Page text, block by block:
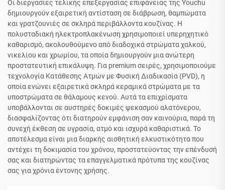
Οι διεργασίες τελικής επεξεργασίας επιφάνειας της Youchu
δημιουργούν εξαιρετική αντίσταση σε διάβρωση, θαμπώματα
και γρατζουνιές σε σκληρά περιβάλλοντα κουζίνας. Η
πολυσταδιακή ηλεκτροπλακένωση χρησιμοποιεί υπερηχητικό
καθαρισμό, ακολουθούμενο από διαδοχικά στρώματα χαλκού,
νικελίου και χρωμίου, τα οποία δημιουργούν μια ανώτερη
προστατευτική επικάλυψη. Για premium σειρές, χρησιμοποιούμε
τεχνολογία Κατάθεσης Ατμών με Φυσική Διαδικασία (PVD), η
οποία ενώνει εξαιρετικά σκληρά κεραμικά στρώματα με τα
υποστρώματα σε θάλαμους κενού. Αυτά τα επιχρίσματα
υποβάλλονται σε αυστηρές δοκιμές ψεκασμού αλατόνερου,
διασφαλίζοντας ότι διατηρούν εμφάνιση σαν καινούρια, παρά τη
συνεχή έκθεση σε υγρασία, ατμό και ισχυρά καθαριστικά. Το
αποτέλεσμα είναι μια διαρκής αισθητική ελκυστικότητα που
αντέχει τη δοκιμασία του χρόνου, προστατεύοντας την επένδυσή
σας και διατηρώντας τα επαγγελματικά πρότυπα της κουζίνας
σας για χρόνια έντονης χρήσης.